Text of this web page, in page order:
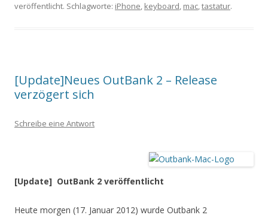
veröffentlicht. Schlagworte: iPhone, keyboard, mac,tastatur.
[Update]Neues OutBank 2 – Release
verzögert sich
Schreibe eine Antwort
[Update] OutBank 2 veröffentlicht
Heute morgen (17. Januar 2012) wurde Outbank 2